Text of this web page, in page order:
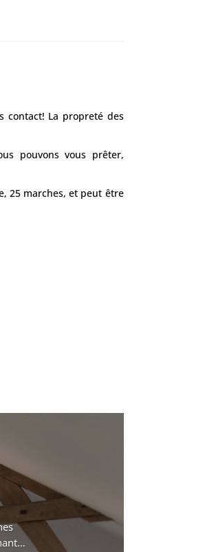
contact! La propreté des
pouvons vous prêter,
25 marches, et peut être